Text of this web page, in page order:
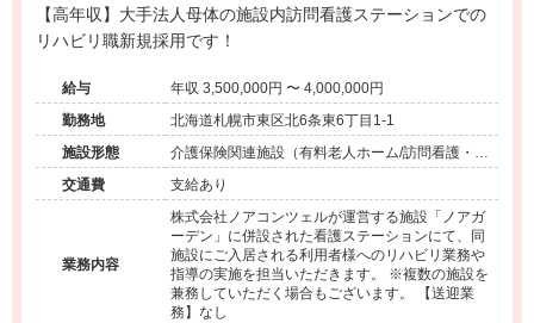
【高年収】大手法人母体の施設内訪問看護ステーションでの
リハビリ職新規採用です！
給与
年収 3,500,000円 〜 4,000,000円
勤務地
北海道札幌市東区北6条東6丁目1-1
施設形態
介護保険関連施設（有料老人ホーム/訪問看護・リ
ハ）
交通費 支給あり
業務内容
株式会社ノアコンツェルが運営する施設「ノアガ
ーデン」に併設された看護ステーションにて、同
施設にご入居される利用者様へのリハビリ業務や
指導の実施を担当いただきます。 ※複数の施設を
兼務していただく場合もございます。 【送迎業
務】なし